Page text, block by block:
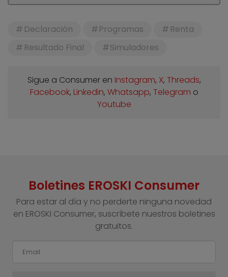
Declaración Programas
Renta
Resultado Final
Simuladores
Sigue a Consumer en Instagram, X, Threads,
Facebook, Linkedin, Whatsapp, Telegram o
Youtube
Boletines EROSKI Consumer
Para estar al día y no perderte ninguna novedad
en EROSKI Consumer, suscríbete nuestros boletines
gratuitos.